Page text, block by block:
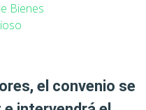
Bienes
el convenio se